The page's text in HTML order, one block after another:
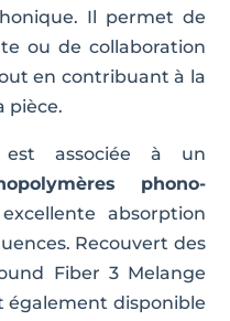
Il permet de
ou de collaboration
en contribuant à la
pièce.
associée à un
phono-
absorption
Recouvert des
Fiber 3 Melange
également disponible